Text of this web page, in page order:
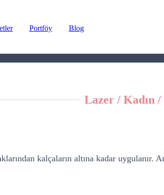
Portföy Blog
Lazer / Kadın
kalçaların altına kadar uygulanır.